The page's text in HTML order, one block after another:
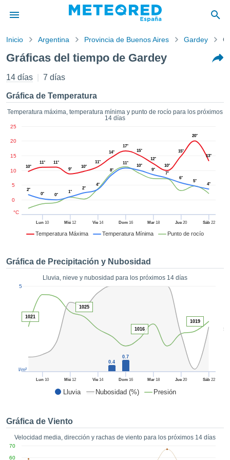
de
por
para
que la
que se
a este
las
y
digital
basada
nuestra
el botón
de todas
ya sean
así como
un perfil
para
CONTINUAR
CONFIGURACIÓN
Inicio Argentina Provincia de Buenos Aires Gardey
Gráficas del tiempo de Gardey
14 días 7 días
Gráfica de Temperatura
Temperatura máxima, temperatura mínima y punto de rocío para los próximos
14 días
Temperatura Máxima Temperatura Mínima Punto de rocío
Lun 10 Mié 12 Vie 14 Dom16 Mar18 Jue 20 Sáb22
0
5
10
15
20
25
°C
10°
11°
11°
9°
10°
11°
14°
17°
15°
12°
10°
15°
20°
13°
2°
0°
0°
1°
2°
4°
8°
11°
10°
9°
7°
6°
5°
4°
Gráfica de Precipitación y Nubosidad
Lluvia, nieve y nubosidad para los próximos 14 días
Lluvia Nubosidad (%) Presión
50
Lun 10 Mié 12 Vie 14 Dom16 Mar18 Jue 20 Sáb22
5
l/m²
0.4
0.7
1021
1025
1016
1019
Gráfica de Viento
Velocidad media, dirección y rachas de viento para los próximos 14 días
60
70